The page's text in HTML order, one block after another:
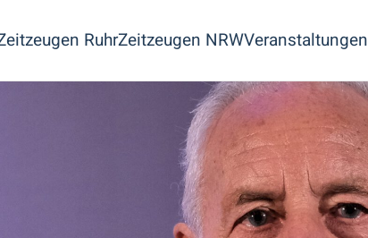
RuhrZeitzeugen NRWVeranstaltungen